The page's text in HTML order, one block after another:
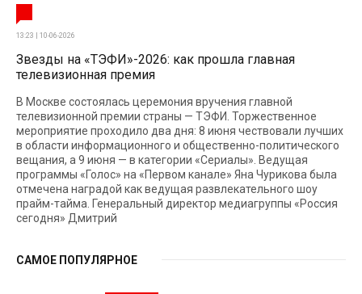
13:23 | 10-06-2026
Звезды на «ТЭФИ»-2026: как прошла главная
телевизионная премия
В Москве состоялась церемония вручения главной
телевизионной премии страны — ТЭФИ. Торжественное
мероприятие проходило два дня: 8 июня чествовали лучших
в области информационного и общественно-политического
вещания, а 9 июня — в категории «Сериалы». Ведущая
программы «Голос» на «Первом канале» Яна Чурикова была
отмечена наградой как ведущая развлекательного шоу
прайм-тайма. Генеральный директор медиагруппы «Россия
сегодня» Дмитрий
САМОЕ ПОПУЛЯРНОЕ